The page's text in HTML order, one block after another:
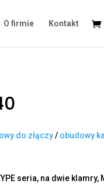
O firmie Kontakt
do złączy/ obudowy
seria, na dwie klamry,